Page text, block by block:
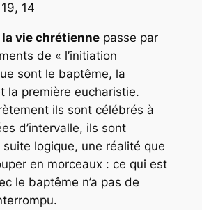
14
la vie chrétiennepasse par
de « l’initiation
sont le baptême, la
la première eucharistie.
ils sont célébrés à
d’intervalle, ils sont
logique, une réalité que
en morceaux : ce qui est
le baptême n’a pas de